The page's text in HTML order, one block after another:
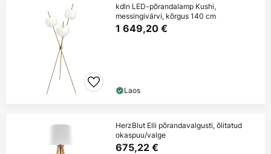
kdln LED-põrandalamp Kushi,
messingivärvi, kõrgus 140 cm
1 649,20 €
Laos
HerzBlut Elli põrandavalgusti, õlitatud
okaspuu/valge
675,22 €